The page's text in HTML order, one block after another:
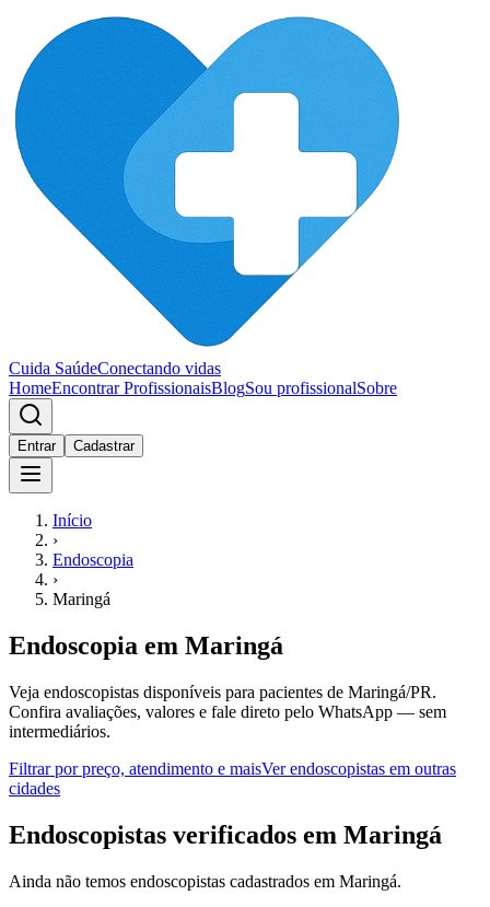
Cuida SaúdeConectando vidas
HomeEncontrar ProfissionaisBlogSou profissionalSobre
Entrar Cadastrar
Início
›
Endoscopia
›
Maringá
Endoscopia em Maringá
Veja endoscopistas disponíveis para pacientes de Maringá/PR.
Confira avaliações, valores e fale direto pelo WhatsApp — sem
intermediários.
Filtrar por preço, atendimento e maisVerendoscopistas em outras
cidades
Endoscopistas verificados em Maringá
Ainda não temos endoscopistas cadastrados em Maringá.